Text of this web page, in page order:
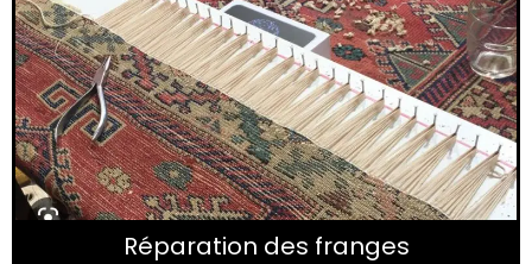
Réparation des franges